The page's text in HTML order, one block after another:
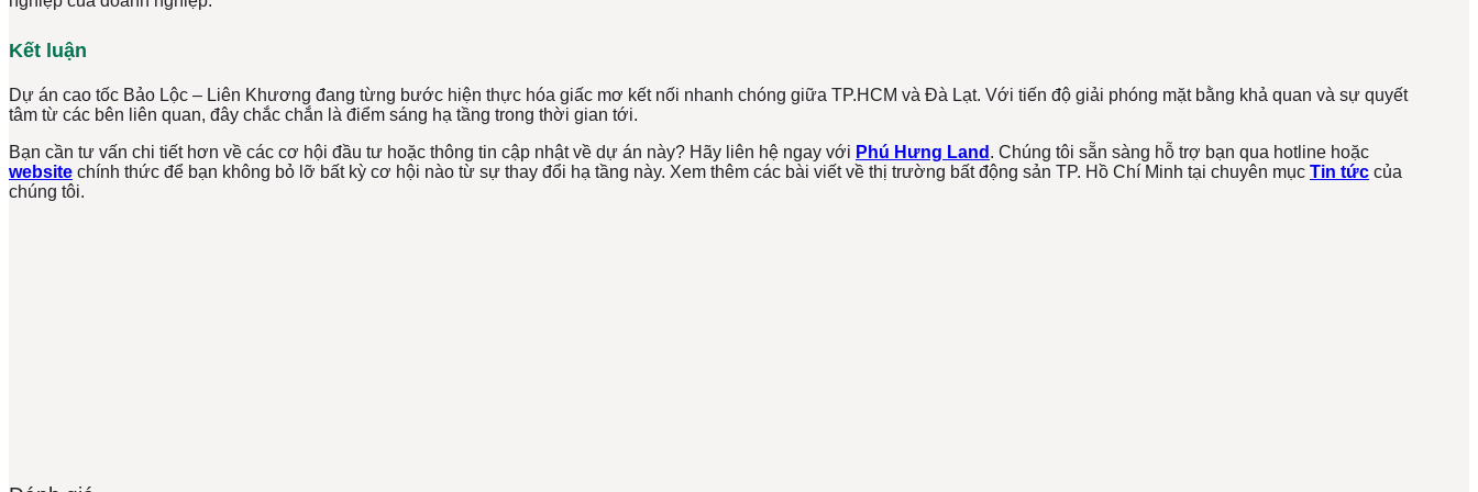
Kết luận
Dự án cao tốc Bảo Lộc – Liên Khương đang từng bước hiện thực hóa giấc mơ kết nối nhanh chóng giữa TP.HCM và Đà Lạt. Với tiến độ giải phóng mặt bằng khả quan và sự quyết
tâm từ các bên liên quan, đây chắc chắn là điểm sáng hạ tầng trong thời gian tới.
Bạn cần tư vấn chi tiết hơn về các cơ hội đầu tư hoặc thông tin cập nhật về dự án này? Hãy liên hệ ngay với Phú Hưng Land . Chúng tôi sẵn sàng hỗ trợ bạn qua hotline hoặc
website chính thức để bạn không bỏ lỡ bất kỳ cơ hội nào từ sự thay đổi hạ tầng này. Xem thêm các bài viết về thị trường bất động sản TP. Hồ Chí Minh tại chuyên mục Tin tức của
chúng tôi.